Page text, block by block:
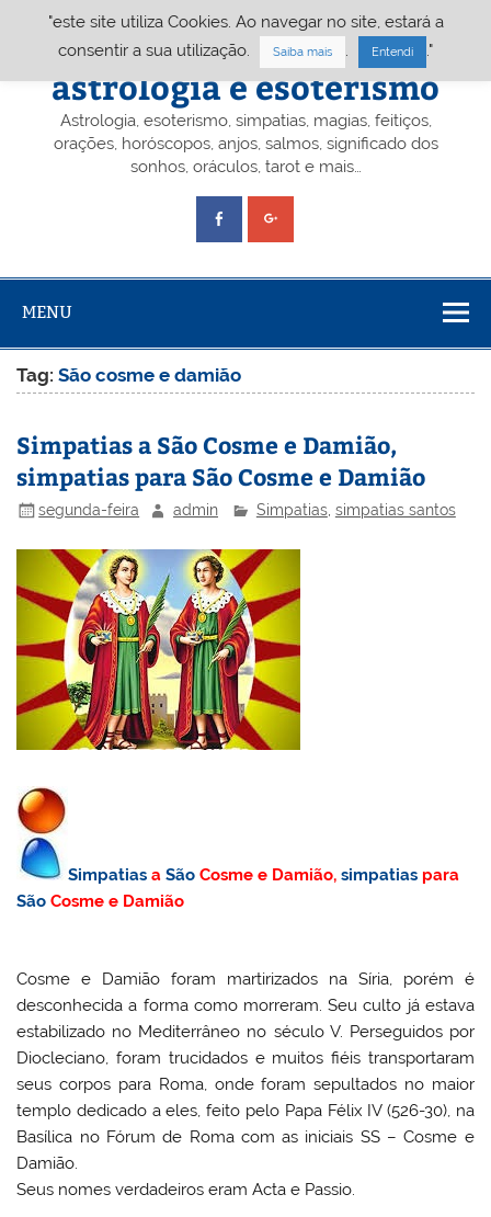
Portal A&E – Portal
astrologia e esoterismo
Astrologia, esoterismo, simpatias, magias, feitiços,
orações, horóscopos, anjos, salmos, significado dos
sonhos, oráculos, tarot e mais…
MENU
Tag:São cosme e damião
Simpatias a São Cosme e Damião,
simpatias para São Cosme e Damião
segunda-feira admin Simpatias, simpatias santos
Simpatias aSão Cosme e Damião,simpatias para
São Cosme e Damião
Cosme e Damião foram martirizados na Síria, porém é
desconhecida a forma como morreram. Seu culto já estava
estabilizado no Mediterrâneo no século V. Perseguidos por
Diocleciano, foram trucidados e muitos fiéis transportaram
seus corpos para Roma, onde foram sepultados no maior
templo dedicado a eles, feito pelo Papa Félix IV (526-30), na
Basílica no Fórum de Roma com as iniciais SS – Cosme e
Damião.
Seus nomes verdadeiros eram Acta e Passio.
"este site utiliza Cookies. Ao navegar no site, estará a
consentir a sua utilização.
Saiba mais Entendi ."